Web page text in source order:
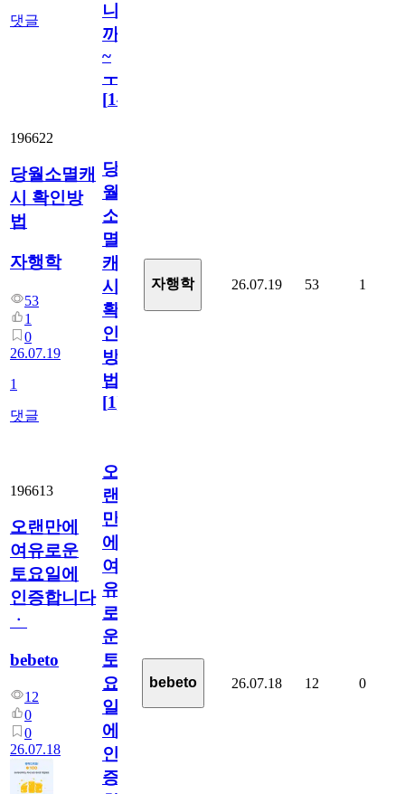
댓글
니
까
~
ㅜ
[14
196622
당월소멸캐
시 확인방
법
자행학
53
1
0
26.07.19
1
댓글
당
월
소
멸
캐
시
확
인
방
법
[1]
자행학 26.07.19 53 1
196613
오랜만에
여유로운
토요일에
인증합니다
ㆍ
bebeto
12
0
0
26.07.18
오
랜
만
에
여
유
로
운
토
요
일
에
인
증
bebeto 26.07.18 12 0